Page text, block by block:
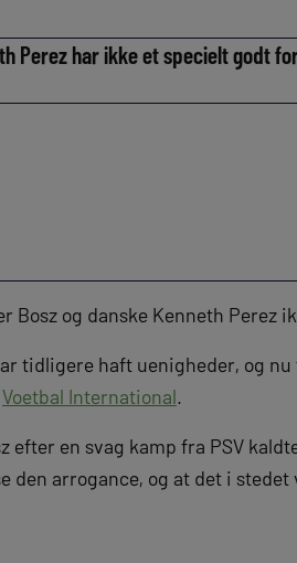
Perez har ikke et specielt godt
Bosz og danske Kenneth Perez
tidligere haft uenigheder, og nu
Voetbal International.
efter en svag kamp fra PSV
den arrogance, og at det i